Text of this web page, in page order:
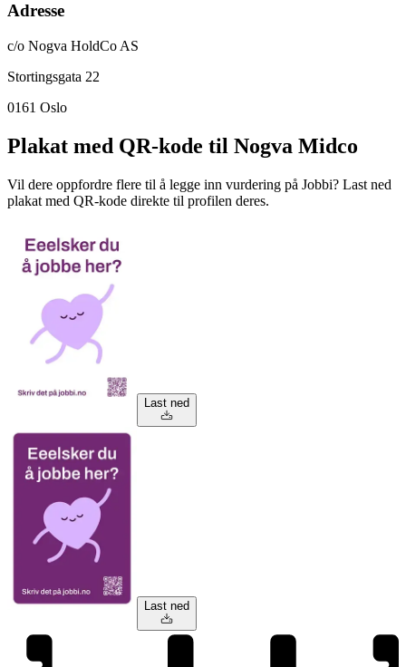
Adresse
c/o Nogva HoldCo AS
Stortingsgata 22
0161 Oslo
Plakat med QR-kode til Nogva Midco
Vil dere oppfordre flere til å legge inn vurdering på Jobbi? Last ned
plakat med QR-kode direkte til profilen deres.
Last ned
Last ned